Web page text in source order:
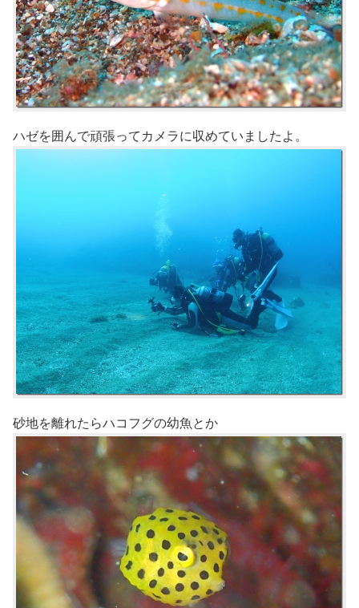
ハゼを囲んで頑張ってカメラに収めていましたよ。
砂地を離れたらハコフグの幼魚とか